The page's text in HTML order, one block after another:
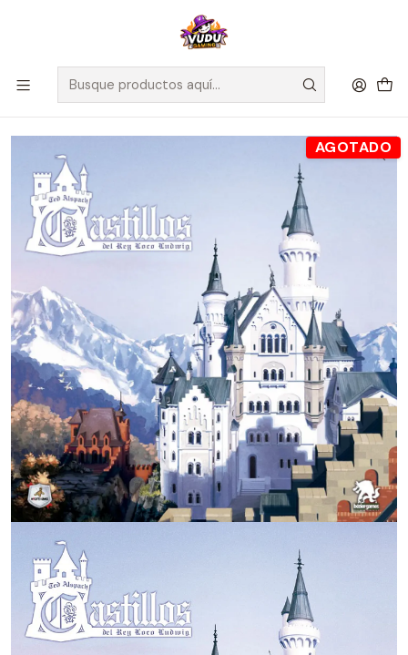
🚀 ¡Despachamos a todo Chile! Envío GRATIS a Regiones sobre
$100.000 y a RM sobre $35.000
Inicio Juegos de Mesa Editorial Maldito Games
Castillos del Rey Loco Ludwig - Español
AGOTADO